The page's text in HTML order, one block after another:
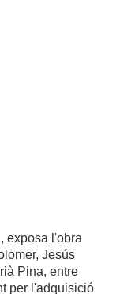
exposa l'obra
Jesús
Pina, entre
per l'adquisició